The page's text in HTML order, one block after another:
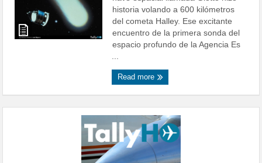
historia volando a 600 kilómetros
del cometa Halley. Ese excitante
encuentro de la primera sonda del
espacio profundo de la Agencia Es
...
Read more